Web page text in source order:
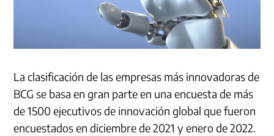
La clasificación de las empresas más innovadoras de
BCG se basa en gran parte en una encuesta de más
de 1500 ejecutivos de innovación global que fueron
encuestados en diciembre de 2021 y enero de 2022.